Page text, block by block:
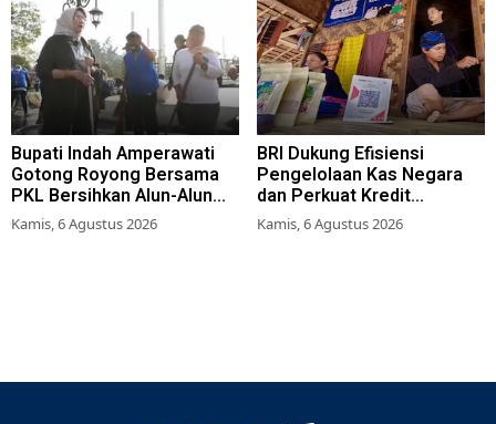
Bupati Indah Amperawati
Gotong Royong Bersama
PKL Bersihkan Alun-Alun
Lumajang
Kamis, 6 Agustus 2026
BRI Dukung Efisiensi
Pengelolaan Kas Negara
dan Perkuat Kredit
Berkualitas demi Dongkrak
Sektor Riil
Kamis, 6 Agustus 2026